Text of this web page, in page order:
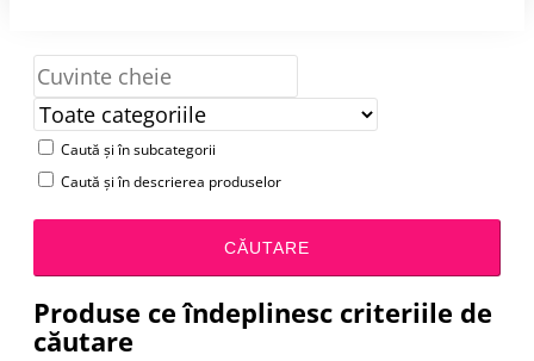
Caută și în subcategorii
Caută și în descrierea produselor
CĂUTARE
Produse ce îndeplinesc criteriile de
căutare